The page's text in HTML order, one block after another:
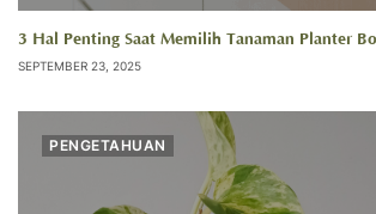
3 Hal Penting Saat Memilih Tanaman Planter
SEPTEMBER 23, 2025
PENGETAHUAN